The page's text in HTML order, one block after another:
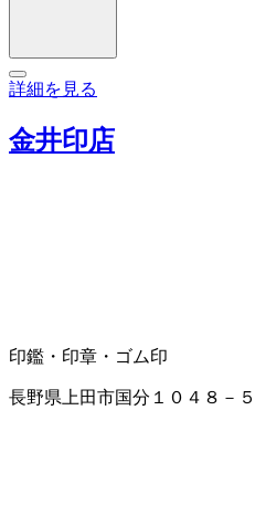
詳細を見る
金井印店
印鑑・印章・ゴム印
長野県上田市国分１０４８－５